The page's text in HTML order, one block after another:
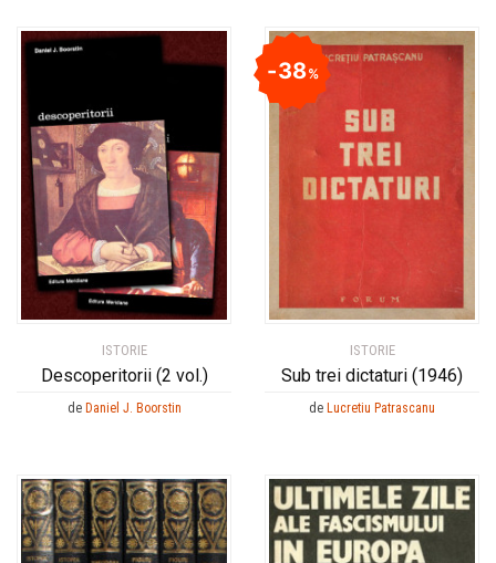
ISTORIE
Descoperitorii (2 vol.)
de Daniel J. Boorstin
ISTORIE
Sub trei dictaturi (1946)
38%
de Lucretiu Patrascanu